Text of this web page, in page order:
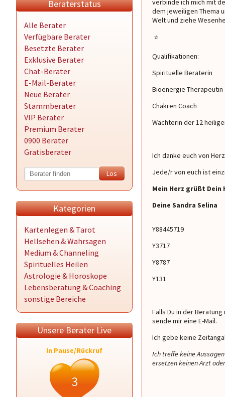
Beraterstatus
Alle Berater
Verfügbare Berater
Besetzte Berater
Exklusive Berater
Chat-Berater
E-Mail-Berater
Neue Berater
Stammberater
VIP Berater
Premium Berater
0900 Berater
Gratisberater
Kategorien
Kartenlegen & Tarot
Hellsehen & Wahrsagen
Medium & Channeling
Spirituelles Heilen
Astrologie & Horoskope
Lebensberatung & Coaching
sonstige Bereiche
Unsere Berater Live
In Pause/Rückruf
3
verbinde ich mich mit
dem jeweiligen Thema
Welt und ziehe
⭐ ️
Qualifikationen:
Spirituelle Beraterin
Bioenergie Therapeutin
Chakren Coach
Wächterin der 12
Ich danke euch von
Jede/r von euch ist
Mein Herz grüßt Dein
Deine Sandra Selina
Y88445719
Y3717
Y8787
Y131
Falls Du in der
sende mir eine E-Mail.
Ich gebe keine
Ich treffe keine
ersetzen keinen Arzt